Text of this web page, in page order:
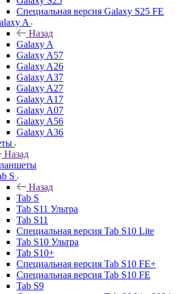
Специальная версия Galaxy S25 FE
A
Назад
Galaxy A
Galaxy A57
Galaxy A26
Galaxy A37
Galaxy A27
Galaxy A17
Galaxy A07
Galaxy A56
Galaxy A36
Назад
S
Назад
Tab S
Tab S11 Ультра
Tab S11
Специальная версия Tab S10 Lite
Tab S10 Ультра
Tab S10+
Специальная версия Tab S10 FE+
Специальная версия Tab S10 FE
Tab S9